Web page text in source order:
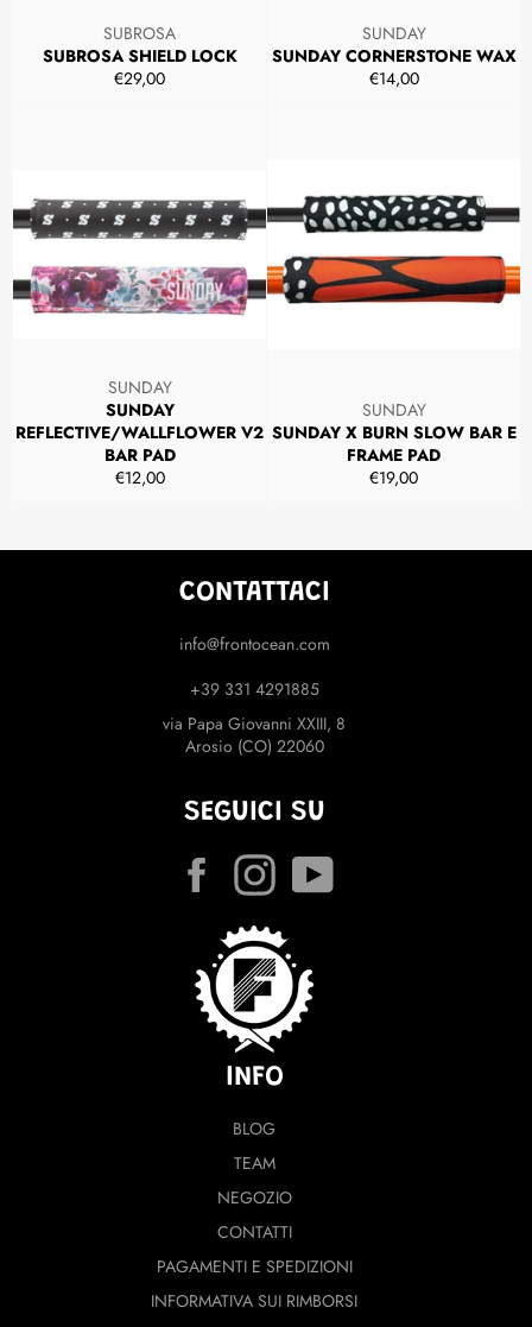
SUBROSA
SUBROSA SHIELD LOCK
Prezzo
€29,00
SUNDAY
SUNDAY CORNERSTONE WAX
Prezzo
€14,00
SUNDAY
SUNDAY
REFLECTIVE/WALLFLOWER V2
BAR PAD
Prezzo
€12,00
SUNDAY
SUNDAY X BURN SLOW BAR E
FRAME PAD
Prezzo
€19,00
CONTATTACI
info@frontocean.com
+39 331 4291885
via Papa Giovanni XXIII, 8
Arosio (CO) 22060
SEGUICI SU
Facebook Instagram
INFO
BLOG
TEAM
NEGOZIO
CONTATTI
PAGAMENTI E SPEDIZIONI
INFORMATIVA SUI RIMBORSI